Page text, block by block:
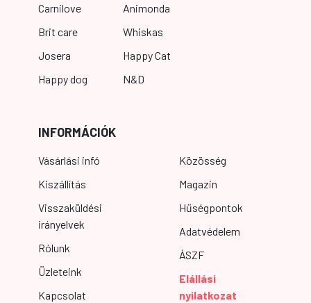
Carnilove
Brit care
Josera
Happy dog
Animonda
Whiskas
Happy Cat
N&D
INFORMÁCIÓK
Vásárlási infó
Kiszállítás
Visszaküldési
irányelvek
Rólunk
Üzleteink
Kapcsolat
Közösség
Magazin
Hűségpontok
Adatvédelem
ÁSZF
Elállási
nyilatkozat